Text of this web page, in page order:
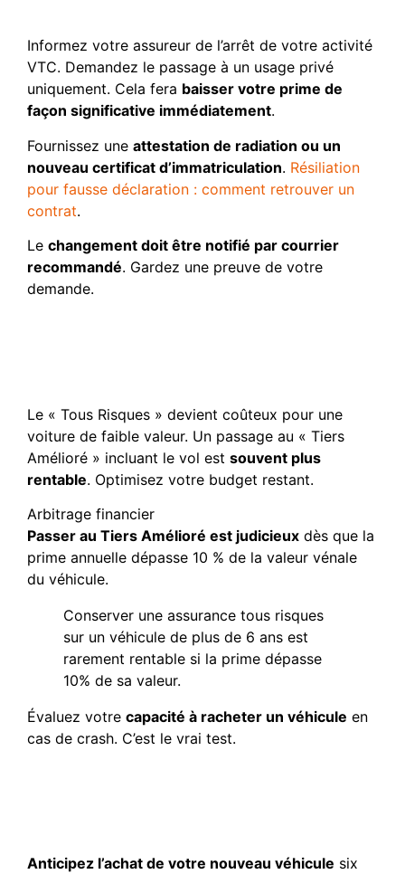
Informez votre assureur de l’arrêt de votre activité
VTC. Demandez le passage à un usage privé
uniquement. Cela fera baisser votre prime de
façon significative immédiatement.
Fournissez une attestation de radiation ou un
nouveau certificat d’immatriculation. Résiliation
pour fausse déclaration : comment retrouver un
contrat.
Le changement doit être notifié par courrier
recommandé. Gardez une preuve de votre
demande.
Le « Tous Risques » devient coûteux pour une
voiture de faible valeur. Un passage au « Tiers
Amélioré » incluant le vol est souvent plus
rentable. Optimisez votre budget restant.
Arbitrage financier
Passer au Tiers Amélioré est judicieux dès que la
prime annuelle dépasse 10 % de la valeur vénale
du véhicule.
Conserver une assurance tous risques
sur un véhicule de plus de 6 ans est
rarement rentable si la prime dépasse
10% de sa valeur.
Évaluez votre capacité à racheter un véhicule en
cas de crash. C’est le vrai test.
Anticipez l’achat de votre nouveau véhicule six